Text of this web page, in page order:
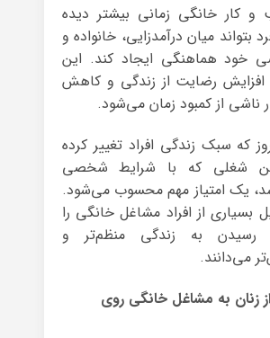
و کار خانگی زمانی بیشتر دیده
بتواند میان درآمدزایی، خانواده و
خود هماهنگی ایجاد کند. این
افزایش رضایت از زندگی و کاهش
از کمبود زمان می‌شود.
که سبک زندگی افراد تغییر کرده
شغلی که با شرایط شخصی
یک امتیاز مهم محسوب می‌شود.
بسیاری از افراد مشاغل خانگی را
رسیدن به زندگی منظم‌تر و
می‌دانند.
زنان به مشاغل خانگی روی